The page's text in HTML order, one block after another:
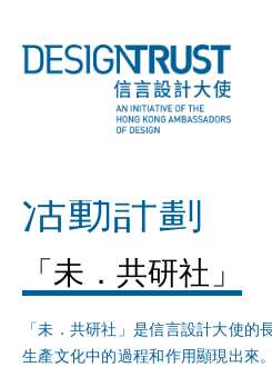
活動計劃
「未．共研社」
「未．共研社」是信言設計大使的
生產文化中的過程和作用顯現出來